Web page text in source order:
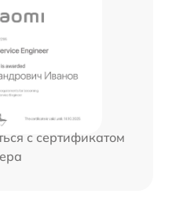
с сертификатом